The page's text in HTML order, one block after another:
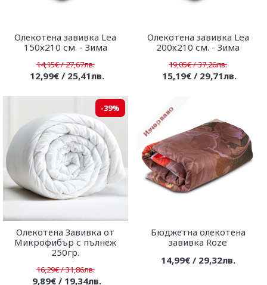
Олекотена завивка Lea
150х210 см. - Зима
14,15€ / 27,67лв.
12,99€ / 25,41лв.
Олекотена завивка Lea
200х210 см. - Зима
19,05€ / 37,26лв.
15,19€ / 29,71лв.
-39%
Олекотена Завивка от
Микрофибър с пълнеж
250гр.
16,29€ / 31,86лв.
9,89€ / 19,34лв.
Бюджетна олекотена
завивка Roze
14,99€ / 29,32лв.